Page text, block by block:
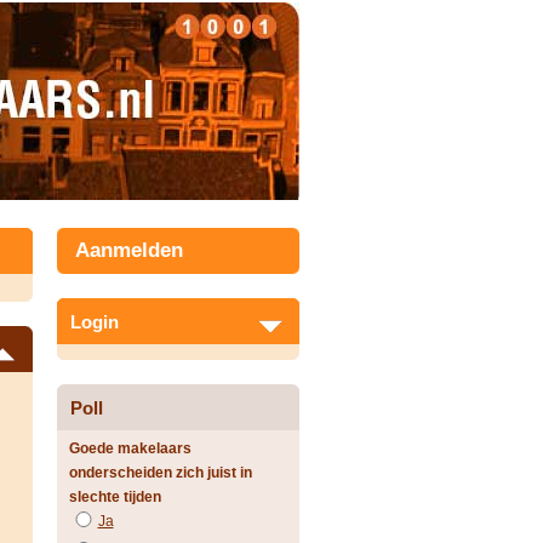
Aanmelden
Login
Poll
Goede makelaars
onderscheiden zich juist in
slechte tijden
Ja